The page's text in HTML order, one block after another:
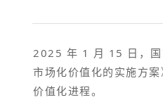
2025 年 1 月 15 日，国
市场化价值化的实施方
价值化进程。